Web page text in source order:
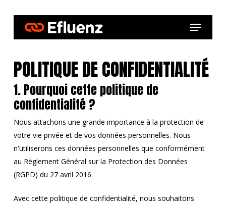
Menu
POLITIQUE DE CONFIDENTIALITÉ
1. Pourquoi cette politique de
confidentialité ?
Nous attachons une grande importance à la protection de
votre vie privée et de vos données personnelles. Nous
n'utiliserons ces données personnelles que conformément
au Règlement Général sur la Protection des Données
(RGPD) du 27 avril 2016.
Avec cette politique de confidentialité, nous souhaitons